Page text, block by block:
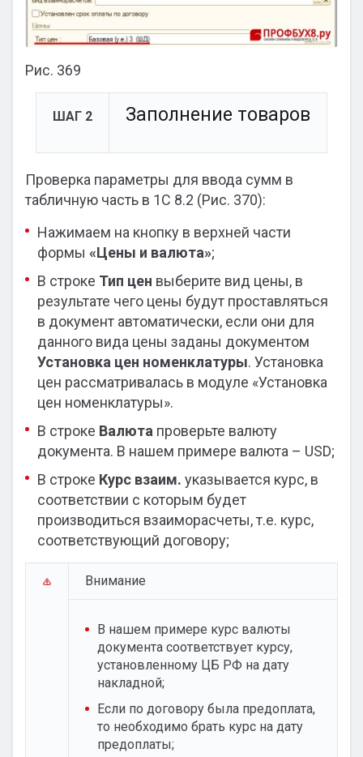
Рис. 369
ШАГ 2 Заполнение товаров
Проверка параметры для ввода сумм в
табличную часть в 1С 8.2 (Рис. 370):
Нажимаем на кнопку в верхней части
формы «Цены и валюта»;
В строке Тип цен выберите вид цены, в
результате чего цены будут проставляться
в документ автоматически, если они для
данного вида цены заданы документом
Установка цен номенклатуры. Установка
цен рассматривалась в модуле «Установка
цен номенклатуры».
В строке Валюта проверьте валюту
документа. В нашем примере валюта – USD;
В строке Курс взаим. указывается курс, в
соответствии с которым будет
производиться взаиморасчеты, т.е. курс,
соответствующий договору;
Внимание
В нашем примере курс валюты
документа соответствует курсу,
установленному ЦБ РФ на дату
накладной;
Если по договору была предоплата,
то необходимо брать курс на дату
предоплаты;